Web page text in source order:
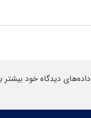
دیدگاه خود بیشتر